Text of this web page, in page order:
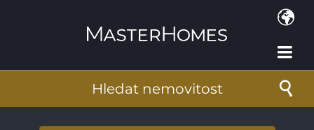
Hledat nemovitost